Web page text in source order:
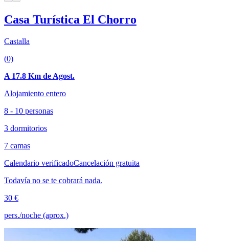
Casa Turística El Chorro
Castalla
(0)
A 17.8 Km de Agost.
Alojamiento entero
8 - 10 personas
3 dormitorios
7 camas
Calendario verificadoCancelación gratuita
Todavía no se te cobrará nada.
30 €
pers./noche (aprox.)